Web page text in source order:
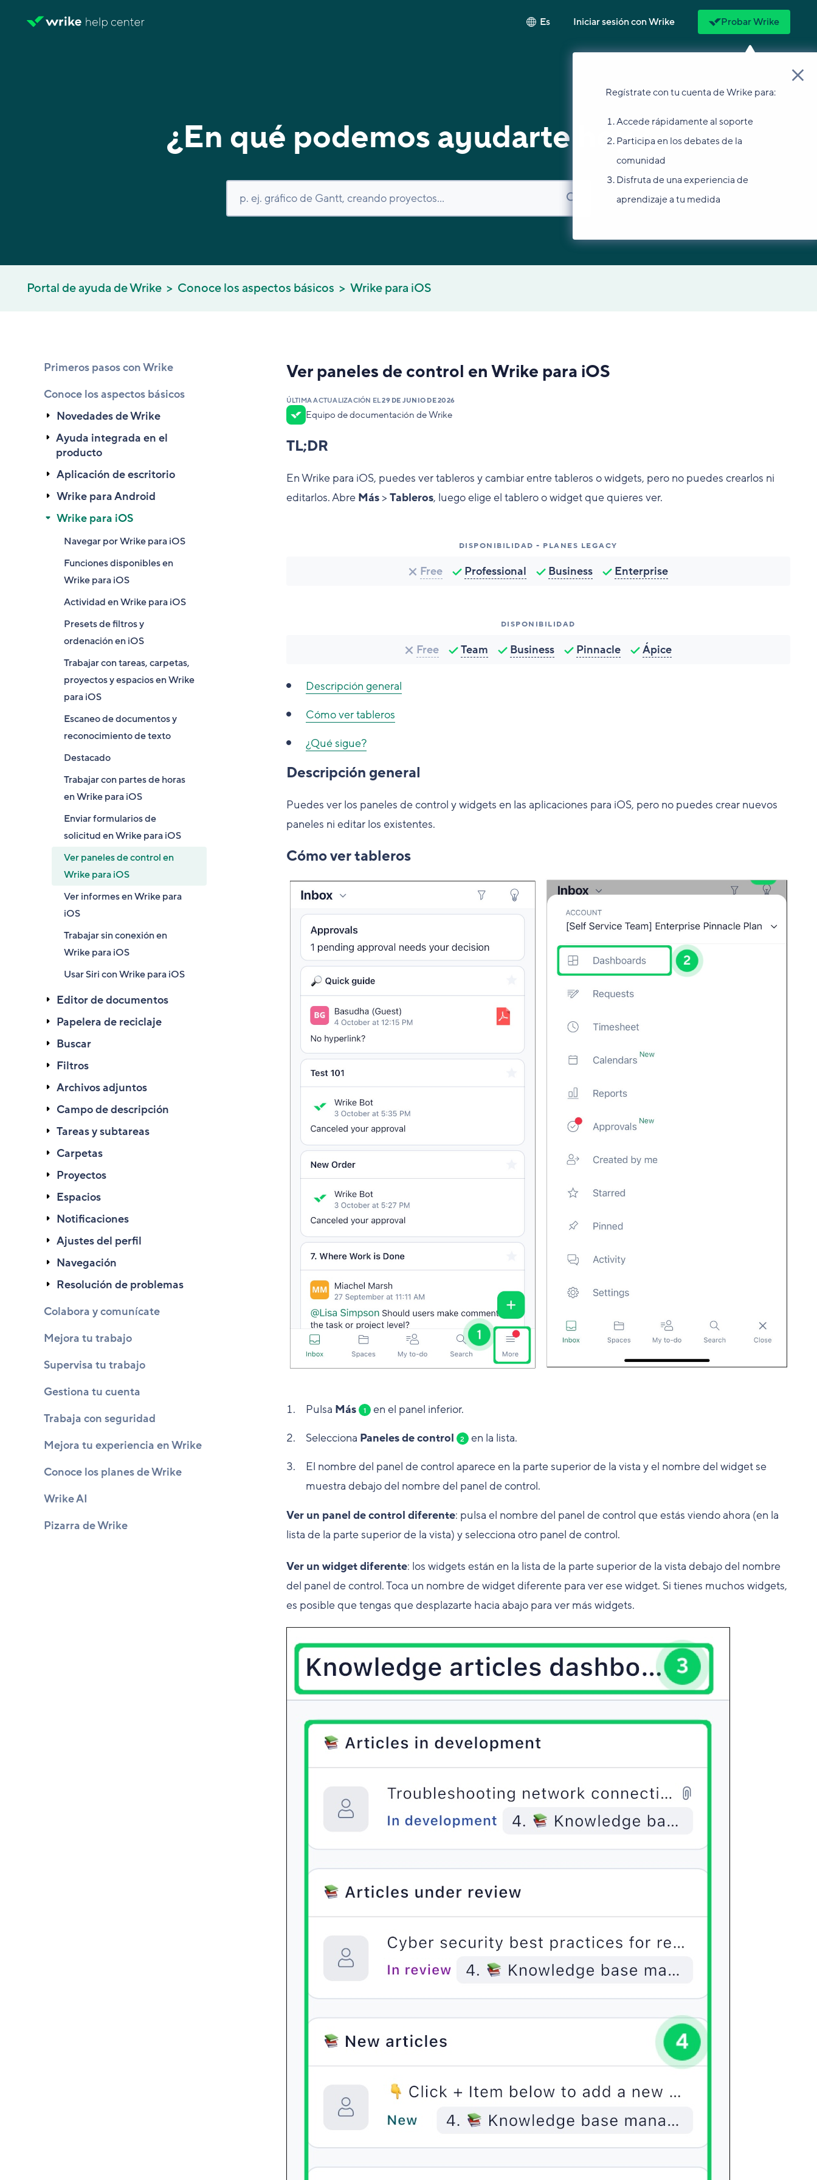
Es Iniciar sesión con Wrike Probar Wrike
Regístrate con tu cuenta de Wrike para:
Accede rápidamente al soporte
Participa en los debates de la
comunidad
Disfruta de una experiencia de
aprendizaje a tu medida
¿En qué podemos ayudarte hoy?
Portal de ayuda de Wrike Conoce los aspectos básicos Wrike para iOS
Primeros pasos con Wrike
Conoce los aspectos básicos
Novedades de Wrike
Ayuda integrada en el
producto
Aplicación de escritorio
Wrike para Android
Wrike para iOS
Navegar por Wrike para iOS
Funciones disponibles en
Wrike para iOS
Actividad en Wrike para iOS
Presets de filtros y
ordenación en iOS
Trabajar con tareas, carpetas,
proyectos y espacios en Wrike
para iOS
Escaneo de documentos y
reconocimiento de texto
Destacado
Trabajar con partes de horas
en Wrike para iOS
Enviar formularios de
solicitud en Wrike para iOS
Ver paneles de control en
Wrike para iOS
Ver informes en Wrike para
iOS
Trabajar sin conexión en
Wrike para iOS
Usar Siri con Wrike para iOS
Editor de documentos
Papelera de reciclaje
Buscar
Filtros
Archivos adjuntos
Campo de descripción
Tareas y subtareas
Carpetas
Proyectos
Espacios
Notificaciones
Ajustes del perfil
Navegación
Resolución de problemas
Colabora y comunícate
Mejora tu trabajo
Supervisa tu trabajo
Gestiona tu cuenta
Trabaja con seguridad
Mejora tu experiencia en Wrike
Conoce los planes de Wrike
Wrike AI
Pizarra de Wrike
Ver paneles de control en Wrike para iOS
ÚLTIMA ACTUALIZACIÓN EL29 DE JUNIO DE 2026
Equipo de documentación de Wrike
TL;DR
En Wrike para iOS, puedes ver tableros y cambiar entre tableros o widgets, pero no puedes crearlos ni
editarlos. Abre Más> Tableros, luego elige el tablero o widget que quieres ver.
DISPONIBILIDAD - PLANES LEGACY
Free Professional Business Enterprise
DISPONIBILIDAD
Free Team Business Pinnacle Ápice
Descripción general
Cómo ver tableros
¿Qué sigue?
Descripción general
Puedes ver los paneles de control y widgets en las aplicaciones para iOS, pero no puedes crear nuevos
paneles ni editar los existentes.
Cómo ver tableros
Pulsa Más 1 en el panel inferior.
Selecciona Paneles de control 2 en la lista.
El nombre del panel de control aparece en la parte superior de la vista y el nombre del widget se
muestra debajo del nombre del panel de control.
Ver un panel de control diferente: pulsa el nombre del panel de control que estás viendo ahora (en la
lista de la parte superior de la vista) y selecciona otro panel de control.
Ver un widget diferente: los widgets están en la lista de la parte superior de la vista debajo del nombre
del panel de control. Toca un nombre de widget diferente para ver ese widget. Si tienes muchos widgets,
es posible que tengas que desplazarte hacia abajo para ver más widgets.